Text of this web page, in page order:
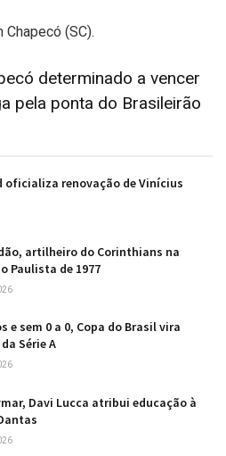
Chapecó (SC).
determinado a vencer
pela ponta do Brasileirão
oficializa renovação de Vinícius
artilheiro do Corinthians na
Paulista de 1977
e sem 0 a 0, Copa do Brasil vira
Série A
Davi Lucca atribui educação à